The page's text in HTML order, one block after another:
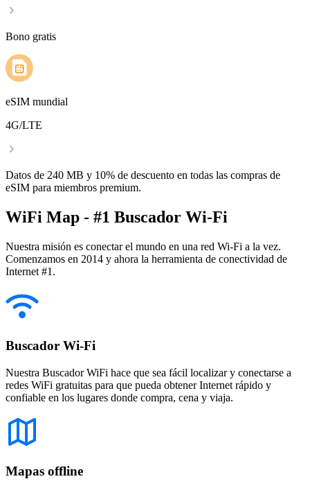
Bono gratis
eSIM mundial
4G/LTE
Datos de 240 MB y 10% de descuento en todas las compras de
eSIM para miembros premium.
WiFi Map - #1 Buscador Wi-Fi
Nuestra misión es conectar el mundo en una red Wi-Fi a la vez.
Comenzamos en 2014 y ahora la herramienta de conectividad de
Internet #1.
Buscador Wi-Fi
Nuestra Buscador WiFi hace que sea fácil localizar y conectarse a
redes WiFi gratuitas para que pueda obtener Internet rápido y
confiable en los lugares donde compra, cena y viaja.
Mapas offline